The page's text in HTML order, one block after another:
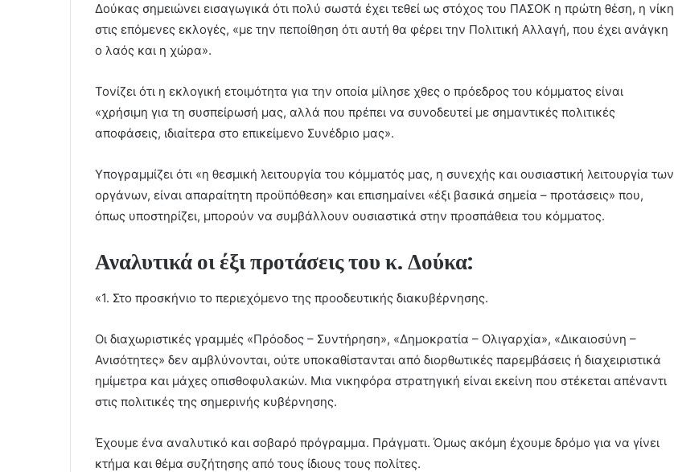
Δούκας σημειώνει εισαγωγικά ότι πολύ σωστά έχει τεθεί ως στόχος του ΠΑΣΟΚ η πρώτη θέση, η νίκη
στις επόμενες εκλογές, «με την πεποίθηση ότι αυτή θα φέρει την Πολιτική Αλλαγή, που έχει ανάγκη
ο λαός και η χώρα».
Τονίζει ότι η εκλογική ετοιμότητα για την οποία μίλησε χθες ο πρόεδρος του κόμματος είναι
«χρήσιμη για τη συσπείρωσή μας, αλλά που πρέπει να συνοδευτεί με σημαντικές πολιτικές
αποφάσεις, ιδιαίτερα στο επικείμενο Συνέδριο μας».
Υπογραμμίζει ότι «η θεσμική λειτουργία του κόμματός μας, η συνεχής και ουσιαστική λειτουργία των
οργάνων, είναι απαραίτητη προϋπόθεση» και επισημαίνει «έξι βασικά σημεία – προτάσεις» που,
όπως υποστηρίζει, μπορούν να συμβάλλουν ουσιαστικά στην προσπάθεια του κόμματος.
Αναλυτικά οι έξι προτάσεις του κ. Δούκα:
«1. Στο προσκήνιο το περιεχόμενο της προοδευτικής διακυβέρνησης.
Οι διαχωριστικές γραμμές «Πρόοδος – Συντήρηση», «Δημοκρατία – Ολιγαρχία», «Δικαιοσύνη –
Ανισότητες» δεν αμβλύνονται, ούτε υποκαθίστανται από διορθωτικές παρεμβάσεις ή διαχειριστικά
ημίμετρα και μάχες οπισθοφυλακών. Μια νικηφόρα στρατηγική είναι εκείνη που στέκεται απέναντι
στις πολιτικές της σημερινής κυβέρνησης.
Έχουμε ένα αναλυτικό και σοβαρό πρόγραμμα. Πράγματι. Όμως ακόμη έχουμε δρόμο για να γίνει
κτήμα και θέμα συζήτησης από τους ίδιους τους πολίτες.